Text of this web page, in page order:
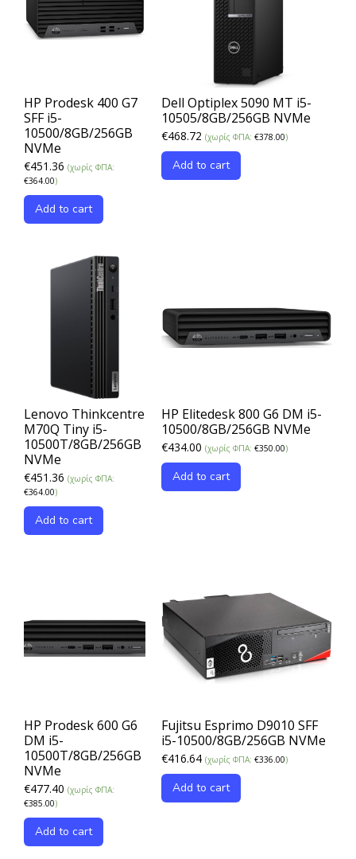
HP Prodesk 400 G7
SFF i5-
10500/8GB/256GB
NVMe
€451.36 (χωρίς ΦΠΑ:
€364.00)
Add to cart
Dell Optiplex 5090 MT i5-
10505/8GB/256GB NVMe
€468.72 (χωρίς ΦΠΑ: €378.00)
Add to cart
Lenovo Thinkcentre
M70Q Tiny i5-
10500T/8GB/256GB
NVMe
€451.36 (χωρίς ΦΠΑ:
€364.00)
Add to cart
HP Elitedesk 800 G6 DM i5-
10500/8GB/256GB NVMe
€434.00 (χωρίς ΦΠΑ: €350.00)
Add to cart
HP Prodesk 600 G6
DM i5-
10500T/8GB/256GB
NVMe
€477.40 (χωρίς ΦΠΑ:
€385.00)
Add to cart
Fujitsu Esprimo D9010 SFF
i5-10500/8GB/256GB NVMe
€416.64 (χωρίς ΦΠΑ: €336.00)
Add to cart